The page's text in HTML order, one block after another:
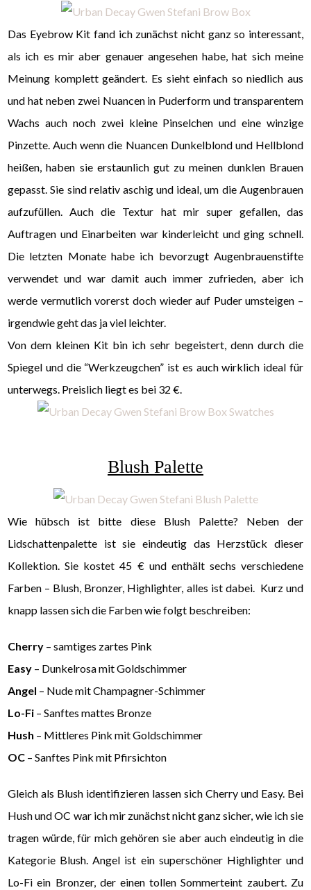
Das Eyebrow Kit fand ich zunächst nicht ganz so interessant,
als ich es mir aber genauer angesehen habe, hat sich meine
Meinung komplett geändert. Es sieht einfach so niedlich aus
und hat neben zwei Nuancen in Puderform und transparentem
Wachs auch noch zwei kleine Pinselchen und eine winzige
Pinzette. Auch wenn die Nuancen Dunkelblond und Hellblond
heißen, haben sie erstaunlich gut zu meinen dunklen Brauen
gepasst. Sie sind relativ aschig und ideal, um die Augenbrauen
aufzufüllen. Auch die Textur hat mir super gefallen, das
Auftragen und Einarbeiten war kinderleicht und ging schnell.
Die letzten Monate habe ich bevorzugt Augenbrauenstifte
verwendet und war damit auch immer zufrieden, aber ich
werde vermutlich vorerst doch wieder auf Puder umsteigen –
irgendwie geht das ja viel leichter.
Von dem kleinen Kit bin ich sehr begeistert, denn durch die
Spiegel und die “Werkzeugchen” ist es auch wirklich ideal für
unterwegs. Preislich liegt es bei 32 €.
Blush Palette
Wie hübsch ist bitte diese Blush Palette? Neben der
Lidschattenpalette ist sie eindeutig das Herzstück dieser
Kollektion. Sie kostet 45 € und enthält sechs verschiedene
Farben – Blush, Bronzer, Highlighter, alles ist dabei. Kurz und
knapp lassen sich die Farben wie folgt beschreiben:
Cherry – samtiges zartes Pink
Easy – Dunkelrosa mit Goldschimmer
Angel – Nude mit Champagner-Schimmer
Lo-Fi – Sanftes mattes Bronze
Hush – Mittleres Pink mit Goldschimmer
OC – Sanftes Pink mit Pfirsichton
Gleich als Blush identifizieren lassen sich Cherry und Easy. Bei
Hush und OC war ich mir zunächst nicht ganz sicher, wie ich sie
tragen würde, für mich gehören sie aber auch eindeutig in die
Kategorie Blush. Angel ist ein superschöner Highlighter und
Lo-Fi ein Bronzer, der einen tollen Sommerteint zaubert. Zu